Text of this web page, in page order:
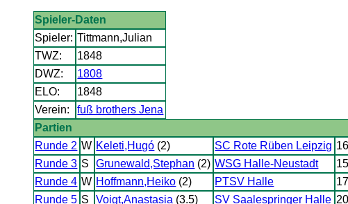
Spieler-Daten
Spieler: Tittmann,Julian
TWZ:
1848
DWZ:
1808
ELO:
1848
Verein:
fuß brothers Jena
Partien
Runde 2 W Keleti,Hugó (2) SC Rote Rüben Leipzig
Runde 3 S Grunewald,Stephan (2) WSG Halle-Neustadt
Runde 4 W Hoffmann,Heiko (2) PTSV Halle
Runde 5 S Voigt,Anastasia (3.5) SV Saalespringer Halle